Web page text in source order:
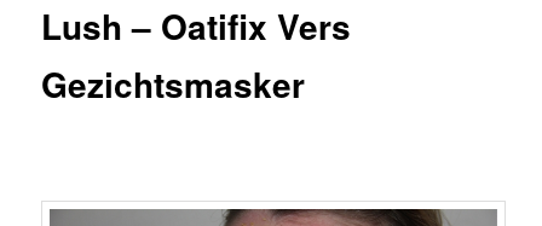
Lush – Oatifix Vers
Gezichtsmasker